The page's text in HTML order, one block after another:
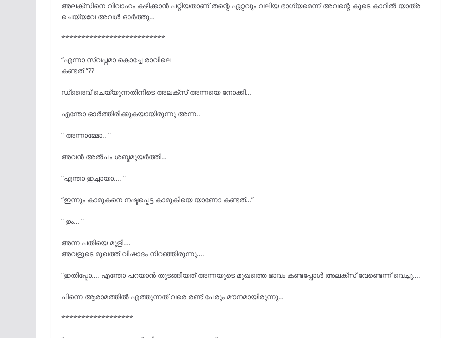
അലക്സിനെ വിവാഹം കഴിക്കാൻ പറ്റിയതാണ് തന്റെ ഏറ്റവും വലിയ ഭാഗ്യമെന്ന് അവന്റെ കൂടെ കാറിൽ യാത്ര
ചെയ്യവേ അവൾ ഓർത്തു…
**************************
“എന്നാ സ്വപ്നമാ കൊച്ചേ രാവിലെ
കണ്ടത് “??
ഡ്രൈവ് ചെയ്യുന്നതിനിടെ അലക്സ് അന്നയെ നോക്കി…
എന്തോ ഓർത്തിരിക്കുകയായിരുന്നു അന്ന..
” അന്നാമ്മോ.. ”
അവൻ അൽപം ശബ്ദമുയർത്തി…
“എന്താ ഇച്ചായാ…. ”
“ഇന്നും കാമുകനെ നഷ്ടപ്പെട്ട കാമുകിയെ യാണോ കണ്ടത്…”
” ഉം… ”
അന്ന പതിയെ മൂളി….
അവളുടെ മുഖത്ത് വിഷാദം നിറഞ്ഞിരുന്നു….
“ഇതിപ്പോ…. എന്തോ പറയാൻ തുടങ്ങിയത് അന്നയുടെ മുഖത്തെ ഭാവം കണ്ടപ്പോൾ അലക്സ് വേണ്ടെന്ന് വെച്ചു….
പിന്നെ ആരാമത്തിൽ എത്തുന്നത് വരെ രണ്ട് പേരും മൗനമായിരുന്നു…
******************